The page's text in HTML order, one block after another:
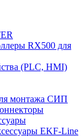
RX500 для
(PLC, HMI)
монтажа СИП
EKF-Line